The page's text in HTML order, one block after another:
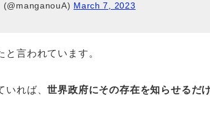
March 7, 2023
言われています。
いれば、世界政府にその存在を知らせるだ